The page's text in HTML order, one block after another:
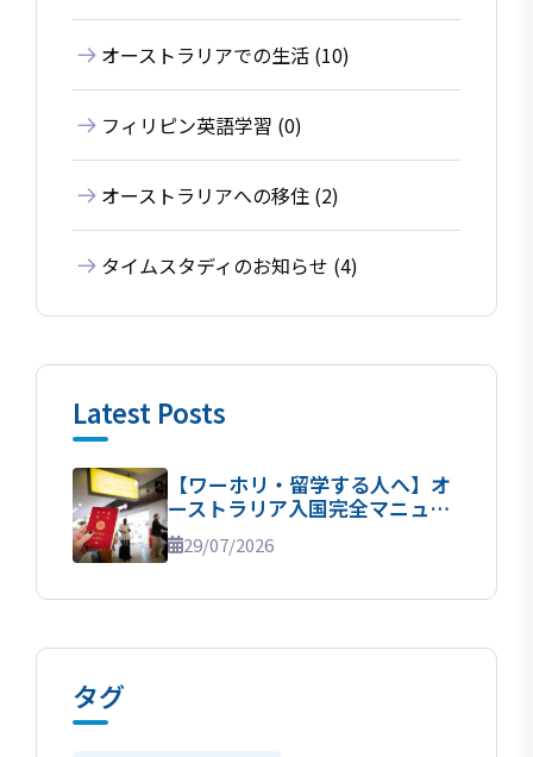
オーストラリアでの生活 (10)
フィリピン英語学習 (0)
オーストラリアへの移住 (2)
タイムスタディのお知らせ (4)
Latest Posts
【ワーホリ・留学する人へ】オ
ーストラリア入国完全マニュア
ル！29/07/2026
タグ